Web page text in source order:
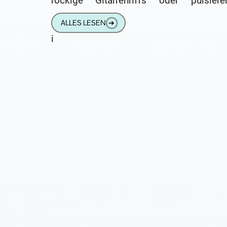
Elektrobeats, der
Musikgeschmack ist so vielfältig wie die
ALLES LESEN ➔
i